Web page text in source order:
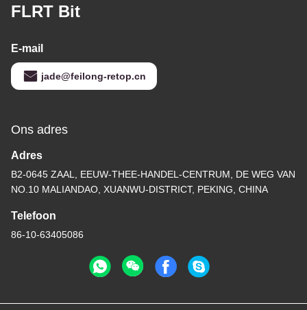
FLRT Bit
E-mail
jade@feilong-retop.cn
Ons adres
Adres
B2-0645 ZAAL, EEUW-THEE-HANDEL-CENTRUM, DE WEG VAN
NO.10 MALIANDAO, XUANWU-DISTRICT, PEKING, CHINA
Telefoon
86-10-63405086